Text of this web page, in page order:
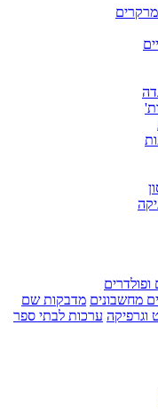
ופולדרים
מחשבונים מדבקות שם
וגרפיקה ערכות לבתי ספר